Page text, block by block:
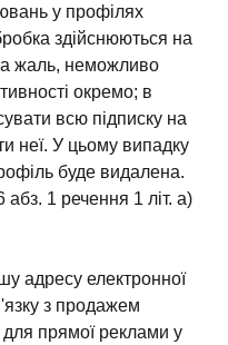
у профілях
здійснюються на
жаль, неможливо
окремо; в
всю підписку на
неї. У цьому випадку
буде видалена.
абз. 1 речення 1 літ. а)
адресу електронної
з продажем
для прямої реклами у